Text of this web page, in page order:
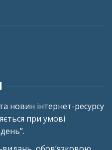
новин інтернет-ресурсу
при умові